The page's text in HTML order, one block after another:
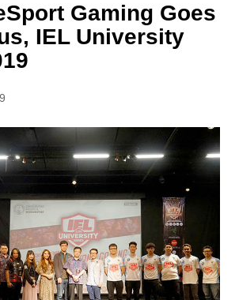
Gaming Goes
IEL University